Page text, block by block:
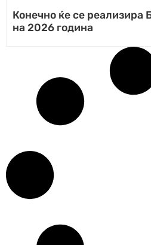
Конечно ќе се реализира
на 2026 година